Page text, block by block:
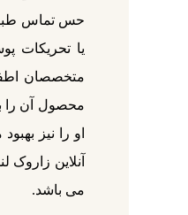
حس تماس
یا تحریکات
متخصصان
او را نیز
آنلاین
می باشد.